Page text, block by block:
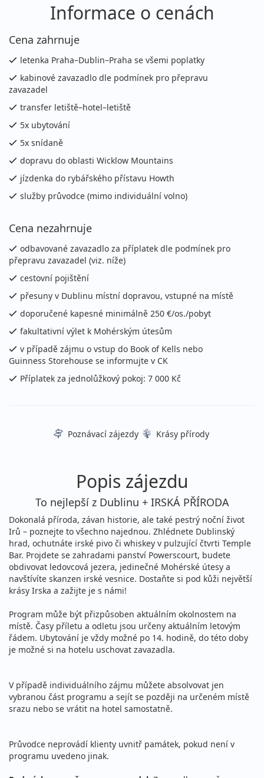
Informace o cenách
Cena zahrnuje
letenka Praha–Dublin–Praha se všemi poplatky
kabinové zavazadlo dle podmínek pro přepravu
zavazadel
transfer letiště–hotel–letiště
5x ubytování
5x snídaně
dopravu do oblasti Wicklow Mountains
jízdenka do rybářského přístavu Howth
služby průvodce (mimo individuální volno)
Cena nezahrnuje
odbavované zavazadlo za příplatek dle podmínek pro
přepravu zavazadel (viz. níže)
cestovní pojištění
přesuny v Dublinu místní dopravou, vstupné na místě
doporučené kapesné minimálně 250 €/os./pobyt
fakultativní výlet k Mohérským útesům
v případě zájmu o vstup do Book of Kells nebo
Guinness Storehouse se informujte v CK
Příplatek za jednolůžkový pokoj: 7 000 Kč
Poznávací zájezdy Krásy přírody
Popis zájezdu
To nejlepší z Dublinu + IRSKÁ PŘÍRODA
Dokonalá příroda, závan historie, ale také pestrý noční život
Irů – poznejte to všechno najednou. Zhlédnete Dublinský
hrad, ochutnáte irské pivo či whiskey v pulzující čtvrti Temple
Bar. Projdete se zahradami panství Powerscourt, budete
obdivovat ledovcová jezera, jedinečné Mohérské útesy a
navštívíte skanzen irské vesnice. Dostaňte si pod kůži největší
krásy Irska a zažijte je s námi!
Program může být přizpůsoben aktuálním okolnostem na
místě. Časy příletu a odletu jsou určeny aktuálním letovým
řádem. Ubytování je vždy možné po 14. hodině, do této doby
je možné si na hotelu uschovat zavazadla.
V případě individuálního zájmu můžete absolvovat jen
vybranou část programu a sejít se později na určeném místě
srazu nebo se vrátit na hotel samostatně.
Průvodce neprovádí klienty uvnitř památek, pokud není v
programu uvedeno jinak.